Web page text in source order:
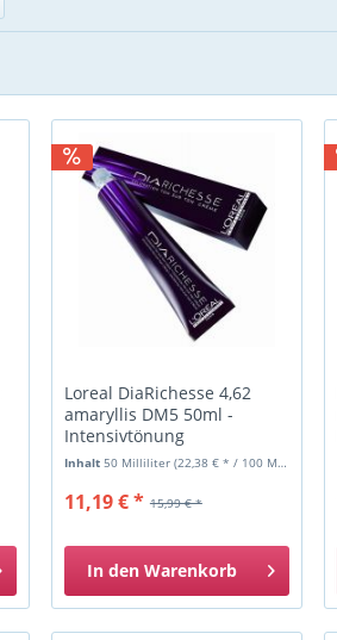
Loreal DiaRichesse 4,62
amaryllis DM5 50ml -
Intensivtönung
Inhalt 50 Milliliter (22,38 € * / 100 Milliliter)
15,99 € *
11,19 € *
In den Warenkorb